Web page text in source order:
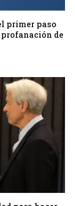
primer paso
de